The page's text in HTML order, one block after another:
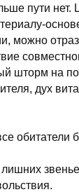
пути
можно
шторм на
дух
обитатели